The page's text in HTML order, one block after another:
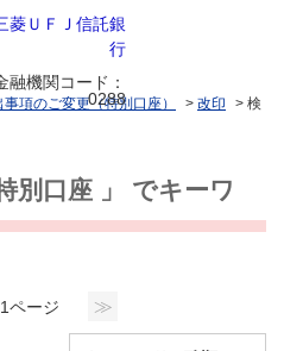
項のご変更（特別口座） > 改印 > 検
別口座 」 でキーワ
ページ ≫